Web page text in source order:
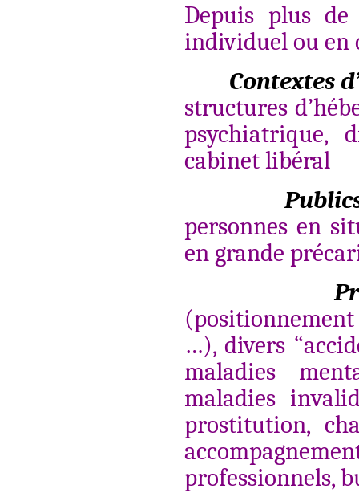
Depuis plus de
individuel ou en
Contextes
structures
psychiatrique,
cabinet libéral
personnes en
en grande
…), divers
maladies
maladies
prostitution,
professionnels,